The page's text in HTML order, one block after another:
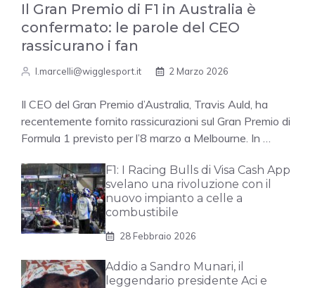
Il Gran Premio di F1 in Australia è
confermato: le parole del CEO
rassicurano i fan
l.marcelli@wigglesport.it 2 Marzo 2026
Il CEO del Gran Premio d’Australia, Travis Auld, ha
recentemente fornito rassicurazioni sul Gran Premio di
Formula 1 previsto per l’8 marzo a Melbourne. In …
F1: I Racing Bulls di Visa Cash App
svelano una rivoluzione con il
nuovo impianto a celle a
combustibile
28 Febbraio 2026
Addio a Sandro Munari, il
leggendario presidente Aci e